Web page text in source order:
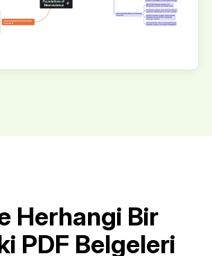
Herhangi Bir
PDF Belgeleri